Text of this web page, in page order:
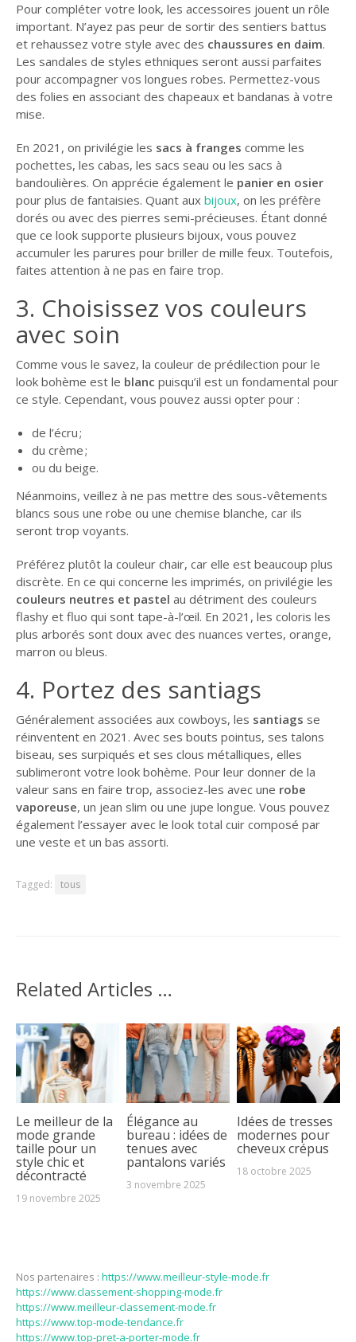
Pour compléter votre look, les accessoires jouent un rôle
important. N’ayez pas peur de sortir des sentiers battus
et rehaussez votre style avec des chaussures en daim.
Les sandales de styles ethniques seront aussi parfaites
pour accompagner vos longues robes. Permettez-vous
des folies en associant des chapeaux et bandanas à votre
mise.
En 2021, on privilégie les sacs à franges comme les
pochettes, les cabas, les sacs seau ou les sacs à
bandoulières. On apprécie également le panier en osier
pour plus de fantaisies. Quant aux bijoux, on les préfère
dorés ou avec des pierres semi-précieuses. Étant donné
que ce look supporte plusieurs bijoux, vous pouvez
accumuler les parures pour briller de mille feux. Toutefois,
faites attention à ne pas en faire trop.
3. Choisissez vos couleurs
avec soin
Comme vous le savez, la couleur de prédilection pour le
look bohème est le blanc puisqu’il est un fondamental pour
ce style. Cependant, vous pouvez aussi opter pour :
de l’écru ;
du crème ;
ou du beige.
Néanmoins, veillez à ne pas mettre des sous-vêtements
blancs sous une robe ou une chemise blanche, car ils
seront trop voyants.
Préférez plutôt la couleur chair, car elle est beaucoup plus
discrète. En ce qui concerne les imprimés, on privilégie les
couleurs neutres et pastel au détriment des couleurs
flashy et fluo qui sont tape-à-l’œil. En 2021, les coloris les
plus arborés sont doux avec des nuances vertes, orange,
marron ou bleus.
4. Portez des santiags
Généralement associées aux cowboys, les santiags se
réinventent en 2021. Avec ses bouts pointus, ses talons
biseau, ses surpiqués et ses clous métalliques, elles
sublimeront votre look bohème. Pour leur donner de la
valeur sans en faire trop, associez-les avec une robe
vaporeuse, un jean slim ou une jupe longue. Vous pouvez
également l’essayer avec le look total cuir composé par
une veste et un bas assorti.
Tagged: tous
Related Articles …
Le meilleur de la
mode grande
taille pour un
style chic et
décontracté
19 novembre 2025
Élégance au
bureau : idées de
tenues avec
pantalons variés
3 novembre 2025
Idées de tresses
modernes pour
cheveux crépus
18 octobre 2025
Nos partenaires : https://www.meilleur-style-mode.fr
https://www.classement-shopping-mode.fr
https://www.meilleur-classement-mode.fr
https://www.top-mode-tendance.fr
https://www.top-pret-a-porter-mode.fr